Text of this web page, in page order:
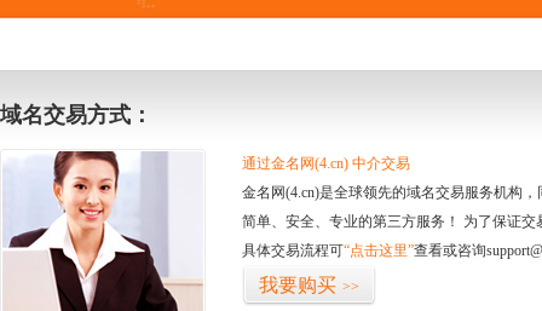
域名交易方式：
通过金名网(4.cn) 中介交易
金名网(4.cn)是全球领先的域名交易服务机构
简单、安全、专业的第三方服务！ 为了保证
具体交易流程可“点击这里”查看或咨询
我要购买 >>